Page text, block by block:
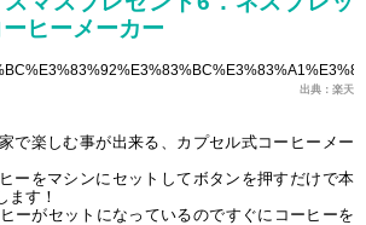
ヒーメーカー
出典：楽天
で楽しむ事が出来る、カプセル式コーヒーメー
ーをマシンにセットしてボタンを押すだけで本
ます！
ーがセットになっているのですぐにコーヒーを